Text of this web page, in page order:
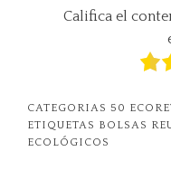
Califica el
CATEGORIAS 50
ETIQUETAS BOLSAS
ECOLÓGICOS